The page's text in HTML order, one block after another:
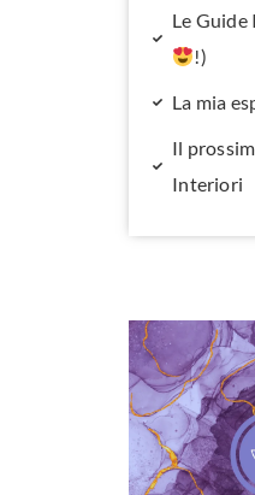
Le
!)
La mia
Il
Interiori